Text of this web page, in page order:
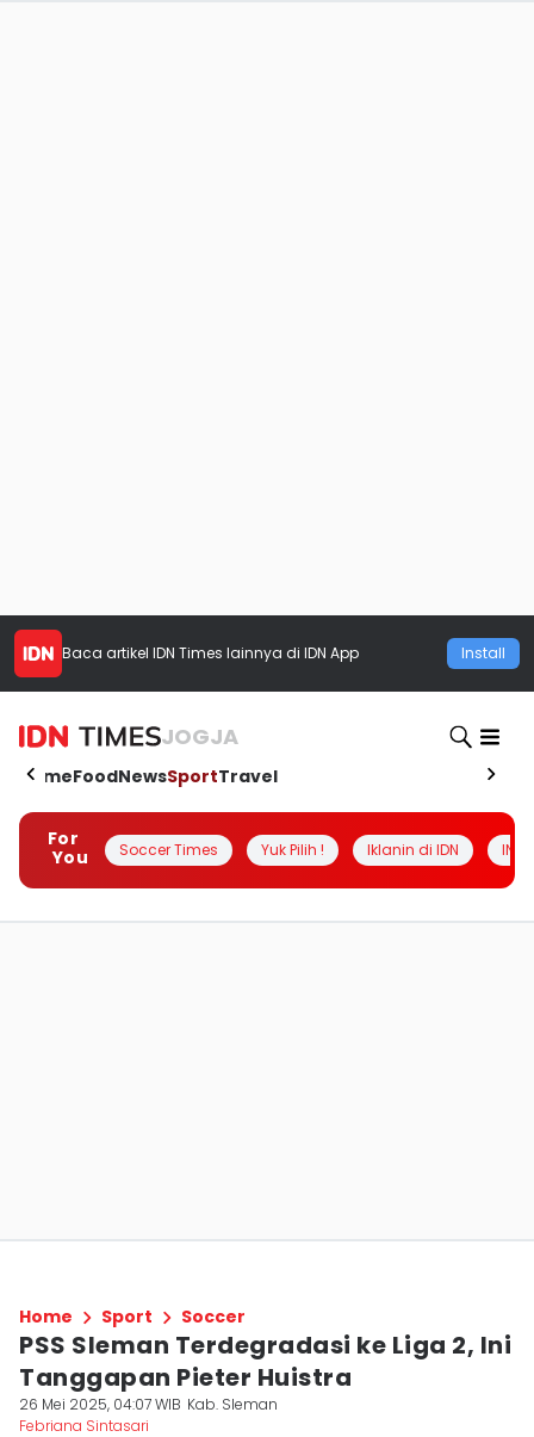
Baca artikel IDN Times lainnya di IDN App Install
JOGJA
HomeFoodNewsSportTravel
For
You
Soccer Times Yuk Pilih ! Iklanin di IDN
Home Sport Soccer
PSS Sleman Terdegradasi ke Liga 2, Ini
Tanggapan Pieter Huistra
26 Mei 2025, 04:07 WIB Kab. Sleman
Febriana Sintasari